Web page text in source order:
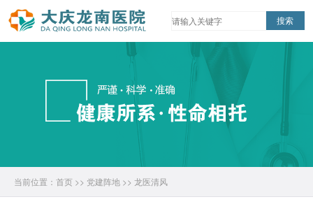
当前位置： 首页 >> 党建阵地 >> 龙医清风